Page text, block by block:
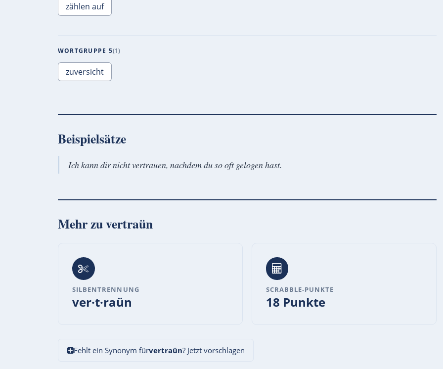
zählen auf
WORTGRUPPE 5 1
zuversicht
Beispielsätze
Ich kann dir nicht vertrauen, nachdem du so oft gelogen hast.
Mehr zuvertraün
SILBENTRENNUNG
ver·t·raün
SCRABBLE-PUNKTE
18 Punkte
Fehlt ein Synonym fürvertraün? Jetzt vorschlagen